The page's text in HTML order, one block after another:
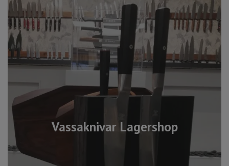
Vassaknivar Lagershop